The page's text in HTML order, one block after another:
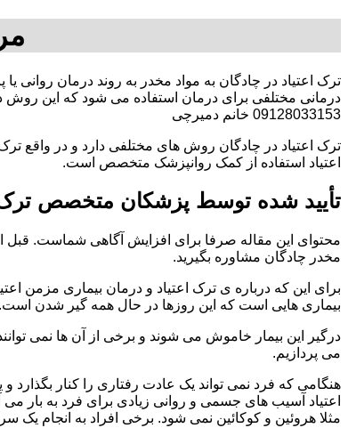
ترک اعتیاد در چادگان به مواد مخدر به روند درمان روانی
درمانی مختلفی برای درمان استفاده می شود که این روش
09128033153 خانم دمیرچی
ترک اعتیاد در چادگان روش های مختلفی دارد و در واقع
اعتیاد استفاده از کمک روانپزشک متخصص است.
تأیید شده توسط پزشکان متخصص ترک
محتوای این مقاله صرفا برای افزایش آگاهی شماست. قبل
مخدر چادگان مشاوره بگیرید.
برای این که درباره ی ترک اعتیاد و درمان بیماری مزمن اعتیاد
بیماری هایی است که این روزها در حال همه گیر شدن است.
درگیر این بیمار خاموش می شوند و برخی از آن ها نمی
می پردازیم.
هنگامی که فرد نمی تواند یک عادت رفتاری را کنار
اعتیاد آسیب های جسمی و روانی زیادی برای فرد به بار
مثلا هروئین و کوکائین نمی شود. برخی افراد به انجام یک